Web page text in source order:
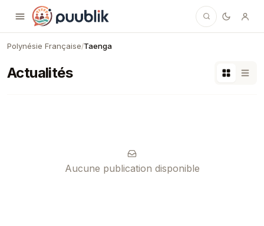
Puublik
Polynésie Française/Taenga
Actualités
Aucune publication disponible